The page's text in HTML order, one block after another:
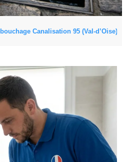
Canalisation 95 (Val-d’Oise)